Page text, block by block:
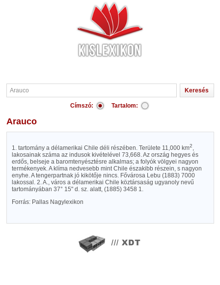
Címszó: Tartalom:
Arauco
1. tartomány a délamerikai Chile déli részében. Területe 11,000 km2,
lakosainak száma az indusok kivételével 73,668. Az ország hegyes és
erdős, belseje a baromtenyésztésre alkalmas; a folyók völgyei nagyon
termékenyek. A klíma nedvesebb mint Chile északibb részein, s nagyon
enyhe. A tengerpartnak jó kikötője nincs. Fővárosa Lebu (1883) 7000
lakossal. 2. A., város a délamerikai Chile köztársaság ugyanoly nevű
tartományában 37° 15" d. sz. alatt, (1885) 3458 1.
Forrás: Pallas Nagylexikon